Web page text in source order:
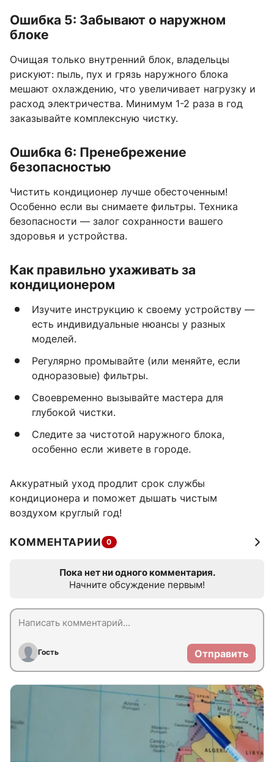
Ошибка 5: Забывают о наружном
блоке
Очищая только внутренний блок, владельцы
рискуют: пыль, пух и грязь наружного блока
мешают охлаждению, что увеличивает нагрузку и
расход электричества. Минимум 1-2 раза в год
заказывайте комплексную чистку.
Ошибка 6: Пренебрежение
безопасностью
Чистить кондиционер лучше обесточенным!
Особенно если вы снимаете фильтры. Техника
безопасности — залог сохранности вашего
здоровья и устройства.
Как правильно ухаживать за
кондиционером
Изучите инструкцию к своему устройству —
есть индивидуальные нюансы у разных
моделей.
Регулярно промывайте (или меняйте, если
одноразовые) фильтры.
Своевременно вызывайте мастера для
глубокой чистки.
Следите за чистотой наружного блока,
особенно если живете в городе.
Аккуратный уход продлит срок службы
кондиционера и поможет дышать чистым
воздухом круглый год!
КОММЕНТАРИИ 0
Пока нет ни одного комментария.
Начните обсуждение первым!
Гость Отправить